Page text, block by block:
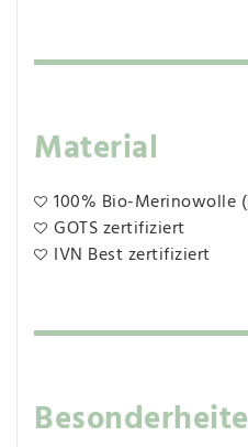
Material
100% Bio-Merinowolle
GOTS zertifiziert
IVN Best zertifiziert